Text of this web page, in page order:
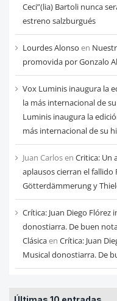
Ceci”(lia) Bartoli nunca
estreno salzburgués
Lourdes Alonso en
promovida por Gonzalo
Vox Luminis inaugura la
la más internacional de
Luminis inaugura la
más internacional de su
Juan Carlosen Critica: Un
aplausos cierran el fallido
Götterdämmerung y
Crítica: Juan Diego Flórez
donostiarra. De buen
Clásicaen Crítica: Juan
Musical donostiarra. De